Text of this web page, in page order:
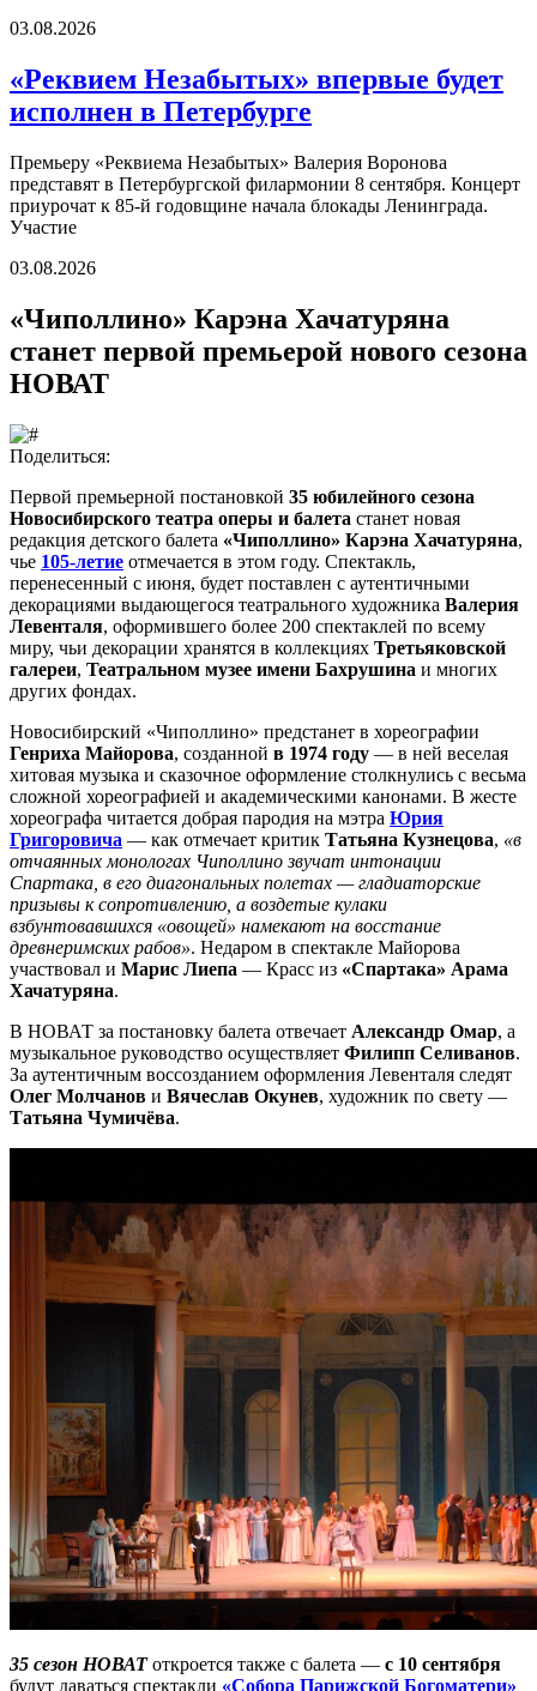
03.08.2026
«Реквием Незабытых» впервые будет
исполнен в Петербурге
Премьеру «Реквиема Незабытых» Валерия Воронова
представят в Петербургской филармонии 8 сентября. Концерт
приурочат к 85-й годовщине начала блокады Ленинграда.
Участие
03.08.2026
«Чиполлино» Карэна Хачатуряна
станет первой премьерой нового сезона
НОВАТ
Поделиться:
Первой премьерной постановкой 35 юбилейного сезона
Новосибирского театра оперы и балета станет новая
редакция детского балета «Чиполлино» Карэна Хачатуряна,
чье 105-летие отмечается в этом году. Спектакль,
перенесенный с июня, будет поставлен с аутентичными
декорациями выдающегося театрального художника Валерия
Левенталя, оформившего более 200 спектаклей по всему
миру, чьи декорации хранятся в коллекциях Третьяковской
галереи, Театральном музее имени Бахрушина и многих
других фондах.
Новосибирский «Чиполлино» предстанет в хореографии
Генриха Майорова, созданной в 1974 году — в ней веселая
хитовая музыка и сказочное оформление столкнулись с весьма
сложной хореографией и академическими канонами. В жесте
хореографа читается добрая пародия на мэтра Юрия
Григоровича — как отмечает критик Татьяна Кузнецова, «в
отчаянных монологах Чиполлино звучат интонации
Спартака, в его диагональных полетах — гладиаторские
призывы к сопротивлению, а воздетые кулаки
взбунтовавшихся «овощей» намекают на восстание
древнеримских рабов». Недаром в спектакле Майорова
участвовал и Марис Лиепа — Красс из «Спартака» Арама
Хачатуряна.
В НОВАТ за постановку балета отвечает Александр Омар, а
музыкальное руководство осуществляет Филипп Селиванов.
За аутентичным воссозданием оформления Левенталя следят
Олег Молчанов и Вячеслав Окунев, художник по свету —
Татьяна Чумичёва.
35 сезон НОВАТоткроется также с балета — с 10 сентября
будут даваться спектакли «Собора Парижской Богоматери»